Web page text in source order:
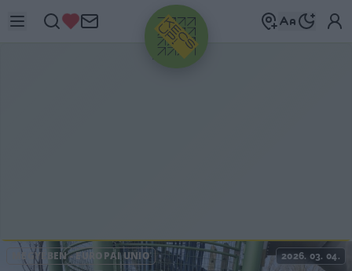
HIRDETÉS
MEGYÉBEN-EURÓPAI UNIÓ 2026. 03. 04.